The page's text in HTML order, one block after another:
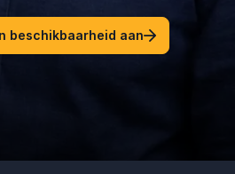
beschikbaarheid aan